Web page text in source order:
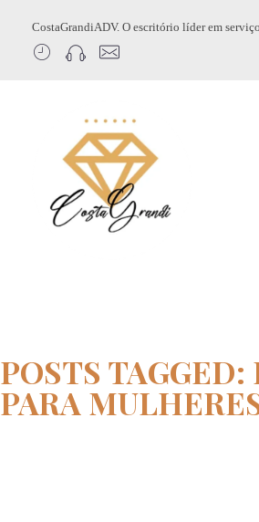
CostaGrandiADV. O escritório líder em
POSTS TAGGED:
PARA